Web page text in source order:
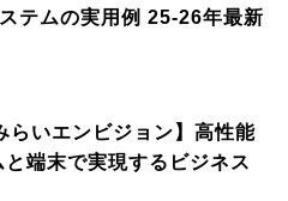
テムの実用例 25-26年最新
らいエンビジョン】高性能
端末で実現するビジネス